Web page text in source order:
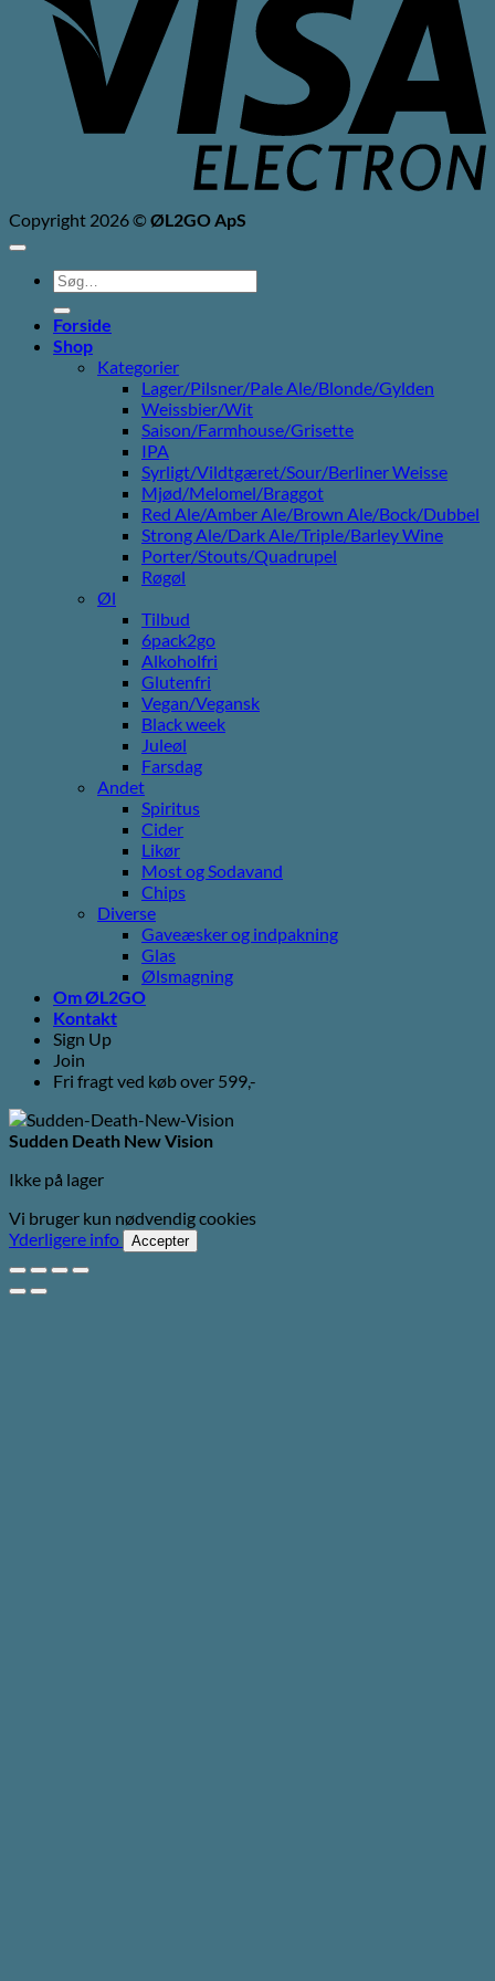
Copyright 2026 ©ØL2GO ApS
Søg
efter:
Forside
Shop
Kategorier
Lager/Pilsner/Pale Ale/Blonde/Gylden
Weissbier/Wit
Saison/Farmhouse/Grisette
IPA
Syrligt/Vildtgæret/Sour/Berliner Weisse
Mjød/Melomel/Braggot
Red Ale/Amber Ale/Brown Ale/Bock/Dubbel
Strong Ale/Dark Ale/Triple/Barley Wine
Porter/Stouts/Quadrupel
Røgøl
Øl
Tilbud
6pack2go
Alkoholfri
Glutenfri
Vegan/Vegansk
Black week
Juleøl
Farsdag
Andet
Spiritus
Cider
Likør
Most og Sodavand
Chips
Diverse
Gaveæsker og indpakning
Glas
Ølsmagning
Om ØL2GO
Kontakt
Sign Up
Join
Fri fragt ved køb over 599,-
Sudden Death New Vision
Ikke på lager
Vi bruger kun nødvendig cookies
Yderligere info
Accepter